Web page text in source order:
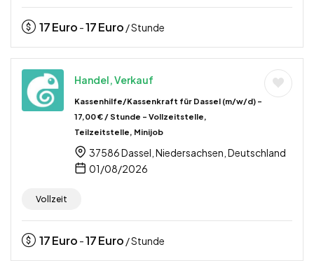
17Euro -17Euro / Stunde
Handel, Verkauf
Kassenhilfe/Kassenkraft für Dassel (m/w/d) –
17,00 € / Stunde – Vollzeitstelle,
Teilzeitstelle, Minijob
37586 Dassel, Niedersachsen, Deutschland
01/08/2026
Vollzeit
17Euro -17Euro / Stunde